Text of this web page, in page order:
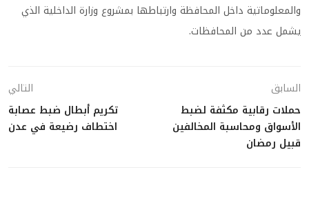
والمعلوماتية داخل المحافظة وارتباطها بمشروع وزارة الداخلية الذي
يشمل عدد من المحافظات.
السابق
حملات رقابية مكثفة لضبط
الأسواق ومحاسبة المخالفين
قبيل رمضان
التالي
تكريم أبطال ضبط عصابة
اختطاف رضيعة في عدن